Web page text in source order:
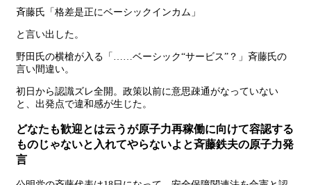
斉藤氏「格差是正にベーシックインカム」
と言い出した。
野田氏の横槍が入る「……ベーシック“サービス”？」斉藤氏の
言い間違い。
初日から認識ズレ全開。政策以前に意思疎通がなっていない
と、出発点で違和感が生じた。
どなたも歓迎とは云うが原子力再稼働に向けて容認する
ものじゃないと入れてやらないよと斉藤鉄夫の原子力発
言